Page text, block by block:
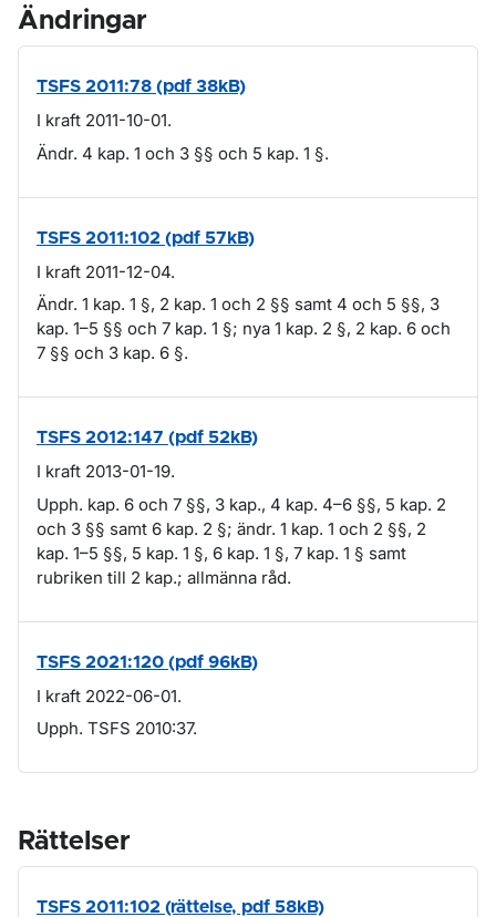
Ändringar
TSFS 2011:78 (pdf 38kB)
I kraft 2011-10-01.
Ändr. 4 kap. 1 och 3 §§ och 5 kap. 1 §.
TSFS 2011:102 (pdf 57kB)
I kraft 2011-12-04.
Ändr. 1 kap. 1 §, 2 kap. 1 och 2 §§ samt 4 och 5 §§, 3
kap. 1–5 §§ och 7 kap. 1 §; nya 1 kap. 2 §, 2 kap. 6 och
7 §§ och 3 kap. 6 §.
TSFS 2012:147 (pdf 52kB)
I kraft 2013-01-19.
Upph. kap. 6 och 7 §§, 3 kap., 4 kap. 4–6 §§, 5 kap. 2
och 3 §§ samt 6 kap. 2 §; ändr. 1 kap. 1 och 2 §§, 2
kap. 1–5 §§, 5 kap. 1 §, 6 kap. 1 §, 7 kap. 1 § samt
rubriken till 2 kap.; allmänna råd.
TSFS 2021:120 (pdf 96kB)
I kraft 2022-06-01.
Upph. TSFS 2010:37.
Rättelser
TSFS 2011:102 (rättelse, pdf 58kB)